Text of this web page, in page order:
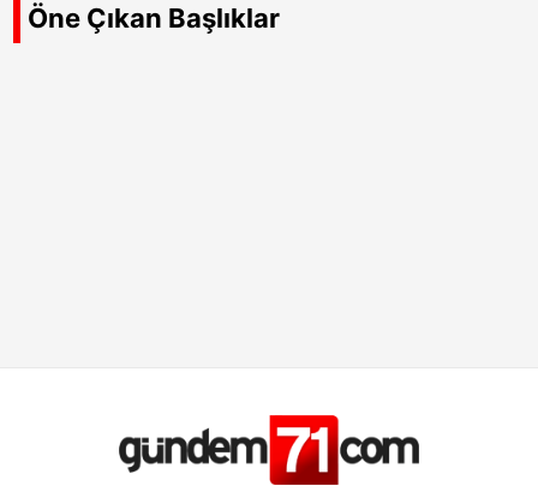
Öne Çıkan Başlıklar